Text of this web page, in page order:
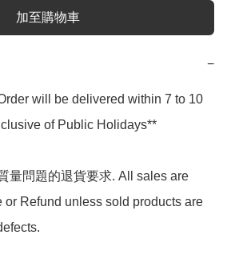
加至購物車
−
will be delivered within 7 to 10
of Public Holidays**
量問題的退貨要求. All sales are
or Refund unless sold products are